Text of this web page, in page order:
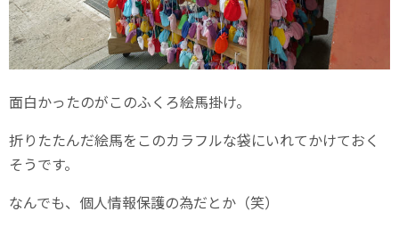
面白かったのがこのふくろ絵馬掛け。
折りたたんだ絵馬をこのカラフルな袋にいれてかけておく
そうです。
なんでも、個人情報保護の為だとか（笑）